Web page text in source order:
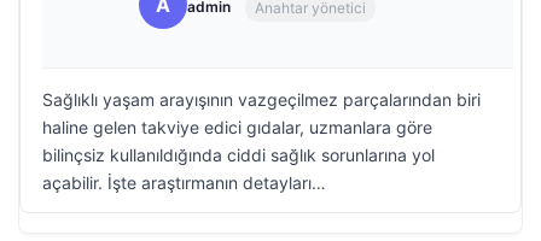
A admin Anahtar yönetici
Sağlıklı yaşam arayışının vazgeçilmez parçalarından biri
haline gelen takviye edici gıdalar, uzmanlara göre
bilinçsiz kullanıldığında ciddi sağlık sorunlarına yol
açabilir. İşte araştırmanın detayları…